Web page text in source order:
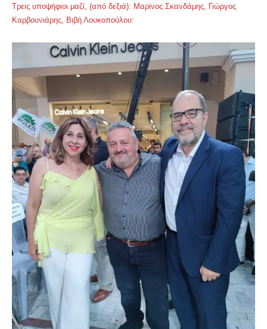
Τρεις υποψήφιοι μαζί, (από δεξιά): Μαρίνος Σκανδάμης, Γιώργος
Καρβουνιάρης, Βιβή Λουκοπούλου: